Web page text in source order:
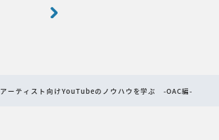
アーティスト向けYouTubeのノウハウを学ぶ -OAC編-